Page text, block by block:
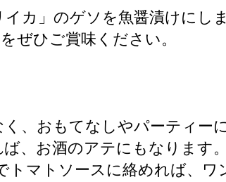
カ」のゲソを魚醤漬けにし
ぜひご賞味ください。
、おもてなしやパーティー
、お酒のアテにもなります
マトソースに絡めれば、ワ